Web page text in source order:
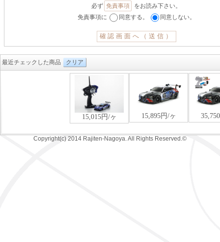
必ず 免責事項
をお読み下さい。
免責事項に
同意する。 同意しない。
最近チェックした商品 クリア
Copyright(c) 2014 Rajiten-Nagoya. All Rights Reserved.©